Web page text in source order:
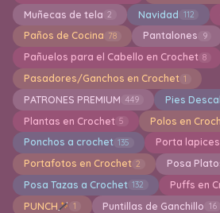
Muñecas de tela 2 Navidad 112
Paños de Cocina 78 Pantalones 9
Pañuelos para el Cabello en Crochet 8
Pasadores/Ganchos en Crochet 1
PATRONES PREMIUM 449 Pies
Plantas en Crochet 5 Polos en
Ponchos a crochet 135 Porta
Portafotos en Crochet 2 Posa
Posa Tazas a Crochet 132 Puffs en
PUNCH 1 Puntillas de Ganchillo 16